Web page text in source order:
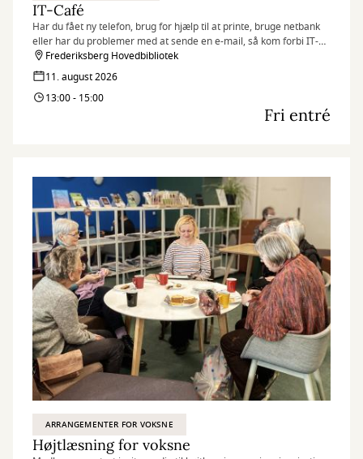
IT-Café
Har du fået ny telefon, brug for hjælp til at printe, bruge netbank
eller har du problemer med at sende en e-mail, så kom forbi IT-
caféen.
Hver tirsdag og torsdag byder en fast gruppe IT-kyndige frivillige
dig velkommen med en kop kaffe og hjælp til det, du har brug for.
Frederiksberg Hovedbibliotek
11. august 2026
13:00 - 15:00
Fri entré
ARRANGEMENTER FOR VOKSNE
Højtlæsning for voksne